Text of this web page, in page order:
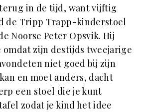
in de tijd, want vijftig
de Tripp Trapp-kinderstoel
Noorse Peter Opsvik. Hij
omdat zijn destijds tweejarige
niet goed bij zijn
en moet anders, dacht
een stoel die je kunt
zodat je kind het idee